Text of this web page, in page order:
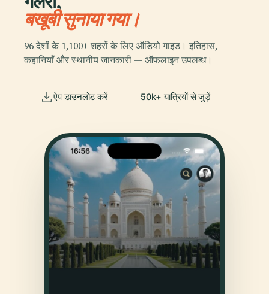
बखूबी सुनाया गया।
96 देशों के 1,100+ शहरों के लिए ऑडियो गाइड। इतिहास,
कहानियाँ और स्थानीय जानकारी — ऑफलाइन उपलब्ध।
ऐप डाउनलोड करें 50k+ यात्रियों से जुड़ें